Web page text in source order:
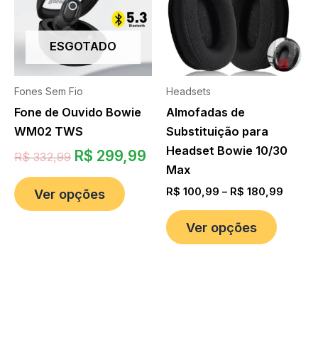
ESGOTADO
Fones Sem Fio
Fone de Ouvido Bowie
WM02 TWS
R$332,99 R$ 299,99
Ver opções
Headsets
Almofadas de
Substituição para
Headset Bowie 10/30
Max
R$ 100,99 – R$ 180,99
Ver opções